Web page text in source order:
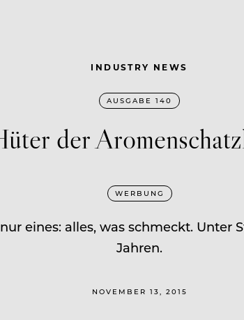
INDUSTRY NEWS
AUSGABE 140
der
WERBUNG
eines: alles, was schmeckt. Unter
Jahren.
NOVEMBER 13, 2015